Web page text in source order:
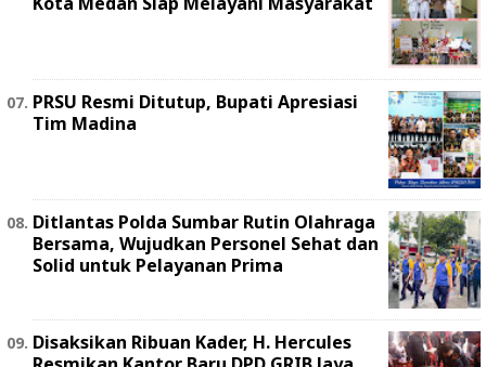
PRSU Resmi Ditutup, Bupati Apresiasi
Tim Madina
Ditlantas Polda Sumbar Rutin Olahraga
Bersama, Wujudkan Personel Sehat dan
Solid untuk Pelayanan Prima
Disaksikan Ribuan Kader, H. Hercules